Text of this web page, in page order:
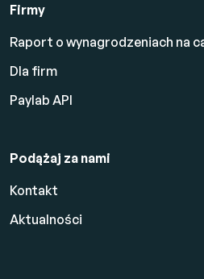
Firmy
Raport o wynagrodzeniach na
Dla firm
Paylab API
Podążaj za nami
Kontakt
Aktualności